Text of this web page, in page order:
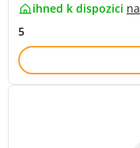
ihned k dispozici na
5